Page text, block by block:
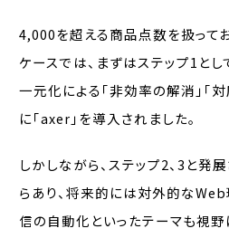
4,000を超える商品点数を扱って
ケースでは、まずはステップ1と
一元化による「非効率の解消」「
に「axer」を導入されました。
しかしながら、ステップ2、3と発
らあり、将来的には対外的な
信の自動化といったテーマも視